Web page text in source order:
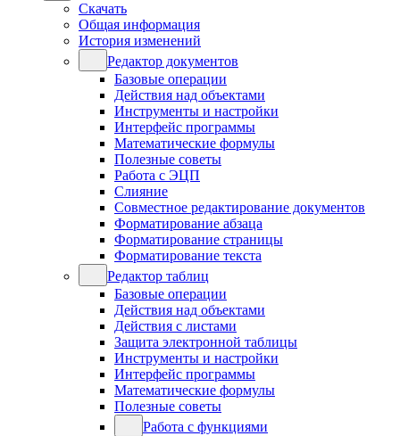
Скачать
Общая информация
История изменений
Редактор документов
Базовые операции
Действия над объектами
Инструменты и настройки
Интерфейс программы
Математические формулы
Полезные советы
Работа с ЭЦП
Слияние
Совместное редактирование документов
Форматирование абзаца
Форматирование страницы
Форматирование текста
Редактор таблиц
Базовые операции
Действия над объектами
Действия с листами
Защита электронной таблицы
Инструменты и настройки
Интерфейс программы
Математические формулы
Полезные советы
Работа с функциями